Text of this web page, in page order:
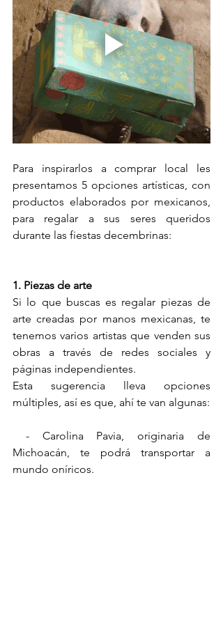
Para inspirarlos a comprar local les
presentamos 5 opciones artísticas, con
productos elaborados por mexicanos,
para regalar a sus seres queridos
durante las fiestas decembrinas:
1. Piezas de arte
Si lo que buscas es regalar piezas de
arte creadas por manos mexicanas, te
tenemos varios artistas que venden sus
obras a través de redes sociales y
páginas independientes.
Esta sugerencia lleva opciones
Michoacán, te podrá transportar a
mundo oníricos.